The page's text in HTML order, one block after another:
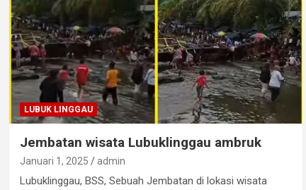
LUBUK LINGGAU
Jembatan wisata Lubuklinggau ambruk
Januari 1, 2025 admin
Lubuklinggau, BSS, Sebuah Jembatan di lokasi wisata